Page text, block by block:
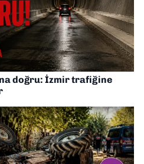
doğru: İzmir trafiğine